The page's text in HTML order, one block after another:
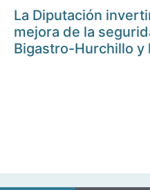
La Diputación
mejora de la
Bigastro-Hurchillo